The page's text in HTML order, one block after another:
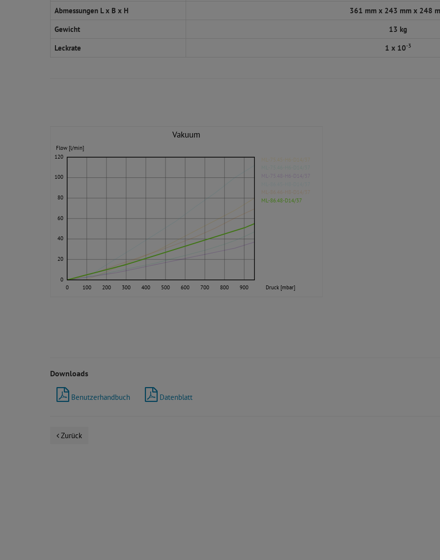
Abmessungen L x B x H
361 mm x 243 mm x 248
Gewicht
13 kg
Leckrate
1 x 10-3
Vakuum
Flow [l/min]
Druck [mbar]
0 100 200 300 400 500 600 700 800 900
0
20
40
60
80
100
120
ML-75.45-H6-D14/37
ML-75.48-H6-D14/37
ML-86.46-H8-D14/37
ML-86.48-D14/37
Downloads
Benutzerhandbuch Datenblatt
Zurück